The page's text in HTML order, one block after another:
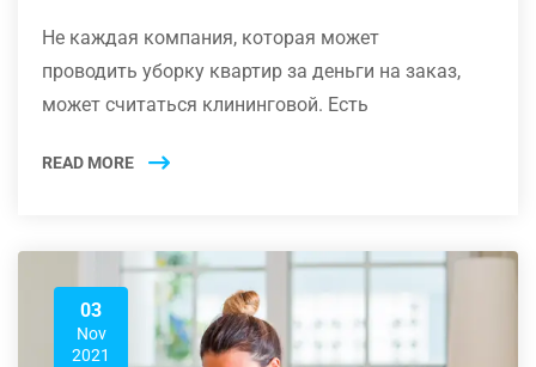
Не каждая компания, которая может
проводить уборку квартир за деньги на заказ,
может считаться клининговой. Есть
READ MORE
03
Nov
2021